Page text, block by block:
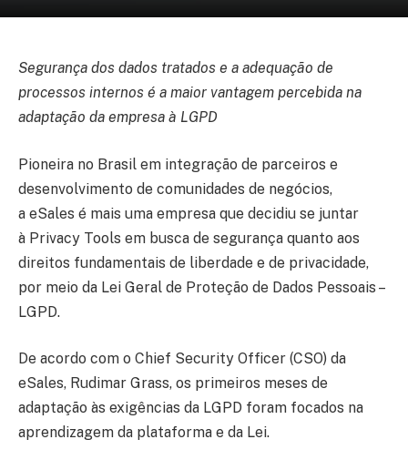
Segurança dos dados tratados e a adequação de
processos internos é a maior vantagem percebida na
adaptação da empresa à LGPD
Pioneira no Brasil em integração de parceiros e
desenvolvimento de comunidades de negócios,
a eSales é mais uma empresa que decidiu se juntar
à Privacy Tools em busca de segurança quanto aos
direitos fundamentais de liberdade e de privacidade,
por meio da Lei Geral de Proteção de Dados Pessoais –
LGPD.
De acordo com o Chief Security Officer (CSO) da
eSales, Rudimar Grass, os primeiros meses de
adaptação às exigências da LGPD foram focados na
aprendizagem da plataforma e da Lei.